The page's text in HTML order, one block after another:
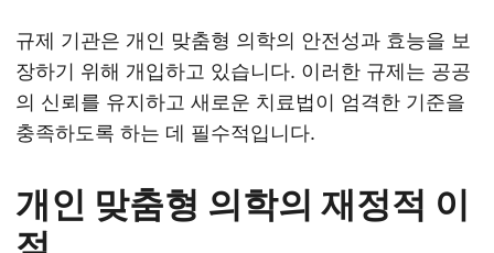
규제 기관은 개인 맞춤형 의학의 안전성과 효능을 보
장하기 위해 개입하고 있습니다. 이러한 규제는 공공
의 신뢰를 유지하고 새로운 치료법이 엄격한 기준을
충족하도록 하는 데 필수적입니다.
개인 맞춤형 의학의 재정적 이